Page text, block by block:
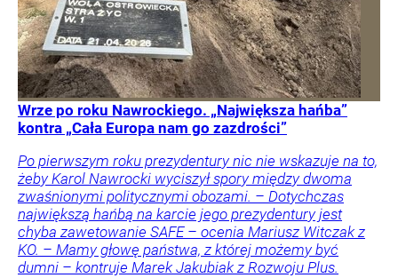
Wrze po roku Nawrockiego. „Największa hańba”
kontra „Cała Europa nam go zazdrości”
Po pierwszym roku prezydentury nic nie wskazuje na to,
żeby Karol Nawrocki wyciszył spory między dwoma
zwaśnionymi politycznymi obozami. – Dotychczas
największą hańbą na karcie jego prezydentury jest
chyba zawetowanie SAFE – ocenia Mariusz Witczak z
KO. – Mamy głowę państwa, z której możemy być
dumni – kontruje Marek Jakubiak z Rozwoju Plus.